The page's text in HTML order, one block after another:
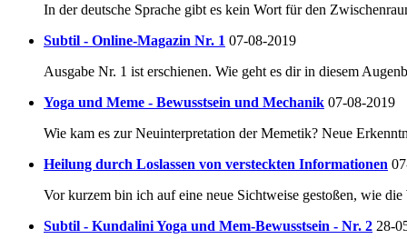
In der deutsche Sprache gibt es kein Wort für den
Subtil - Online-Magazin Nr. 1 07-08-2019
Ausgabe Nr. 1 ist erschienen. Wie geht es dir in diesem
Yoga und Meme - Bewusstsein und Mechanik 07-08-2019
Wie kam es zur Neuinterpretation der Memetik? Neue
Heilung durch Loslassen von versteckten Informationen
Vor kurzem bin ich auf eine neue Sichtweise gestoßen, wie
Subtil - Kundalini Yoga und Mem-Bewusstsein - Nr. 2 28-